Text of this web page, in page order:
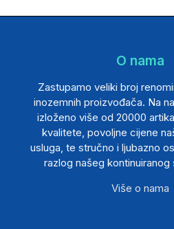
O nama
Zastupamo veliki broj
inozemnih proizvođača. Na
izloženo više od 20000
kvalitete, povoljne cijene
usluga, te stručno i ljubazno
razlog našeg kontinuiranog
Više o nama